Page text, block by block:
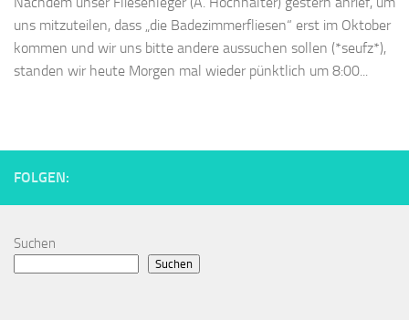
uns mitzuteilen, dass „die Badezimmerfliesen“ erst im Oktober
kommen und wir uns bitte andere aussuchen sollen (*seufz*),
standen wir heute Morgen mal wieder pünktlich um 8:00...
FOLGEN:
Suchen
Suchen